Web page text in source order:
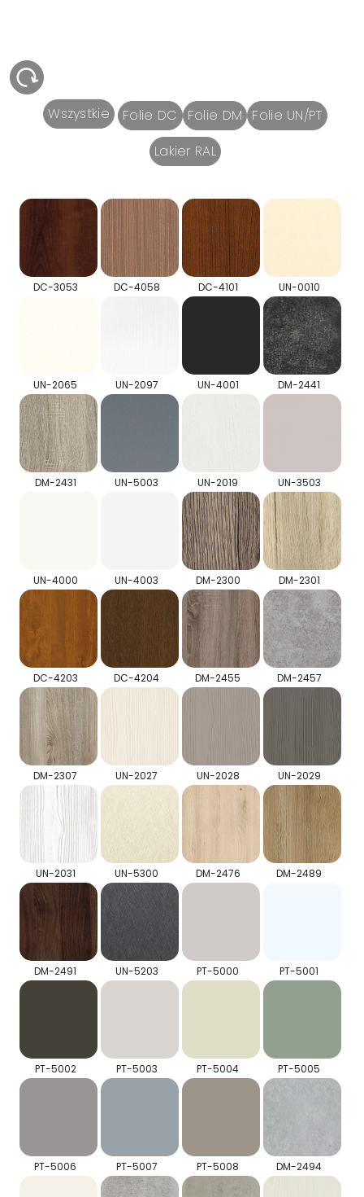
Wszystkie Folie DC Folie DM
Folie UN/PT
Lakier RAL
DC-3053 DC-4058 DC-4101 UN-0010
UN-2065 UN-2097 UN-4001 DM-2441
DM-2431 UN-5003 UN-2019 UN-3503
UN-4000 UN-4003 DM-2300 DM-2301
DC-4203 DC-4204 DM-2455 DM-2457
DM-2307 UN-2027 UN-2028 UN-2029
UN-2031 UN-5300 DM-2476 DM-2489
DM-2491 UN-5203 PT-5000 PT-5001
PT-5002 PT-5003 PT-5004 PT-5005
PT-5006 PT-5007 PT-5008 DM-2494